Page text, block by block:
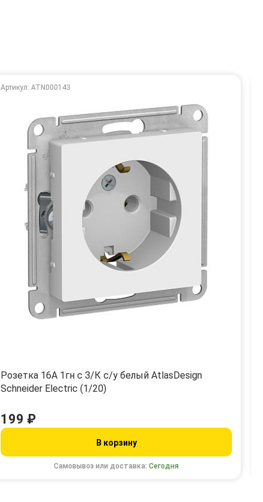
Артикул: ATN000143
Розетка 16А 1гн с З/К с/у белый AtlasDesign
Schneider Electric (1/20)
Самовывоз или доставка:Сегодня
199 ₽
В корзину